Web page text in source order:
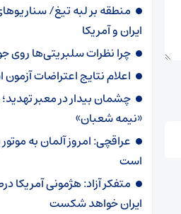
منطقه بر لبه تیغ/
ایران و آمریکا
چرا نظرات سلبریتی‌ها روی
اعلام نتایج اعتراضات
چشمان بیدار در معبر تهدید؛
«نیمه شعبان»
عراقچی: امروز آلمان به
است
متفکر آزاد: هژمونی
ایران خواهد شکست